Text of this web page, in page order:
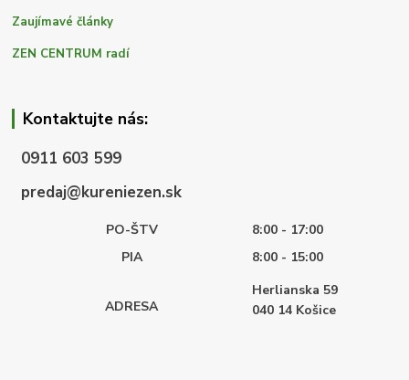
Zaujímavé články
ZEN CENTRUM radí
Kontaktujte nás:
0911 603 599
predaj@kureniezen.sk
PO-ŠTV
8:00 - 17:00
PIA
8:00 - 15:00
ADRESA
Herlianska 59
040 14 Košice